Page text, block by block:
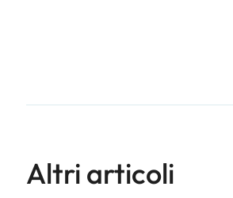
Altri articoli